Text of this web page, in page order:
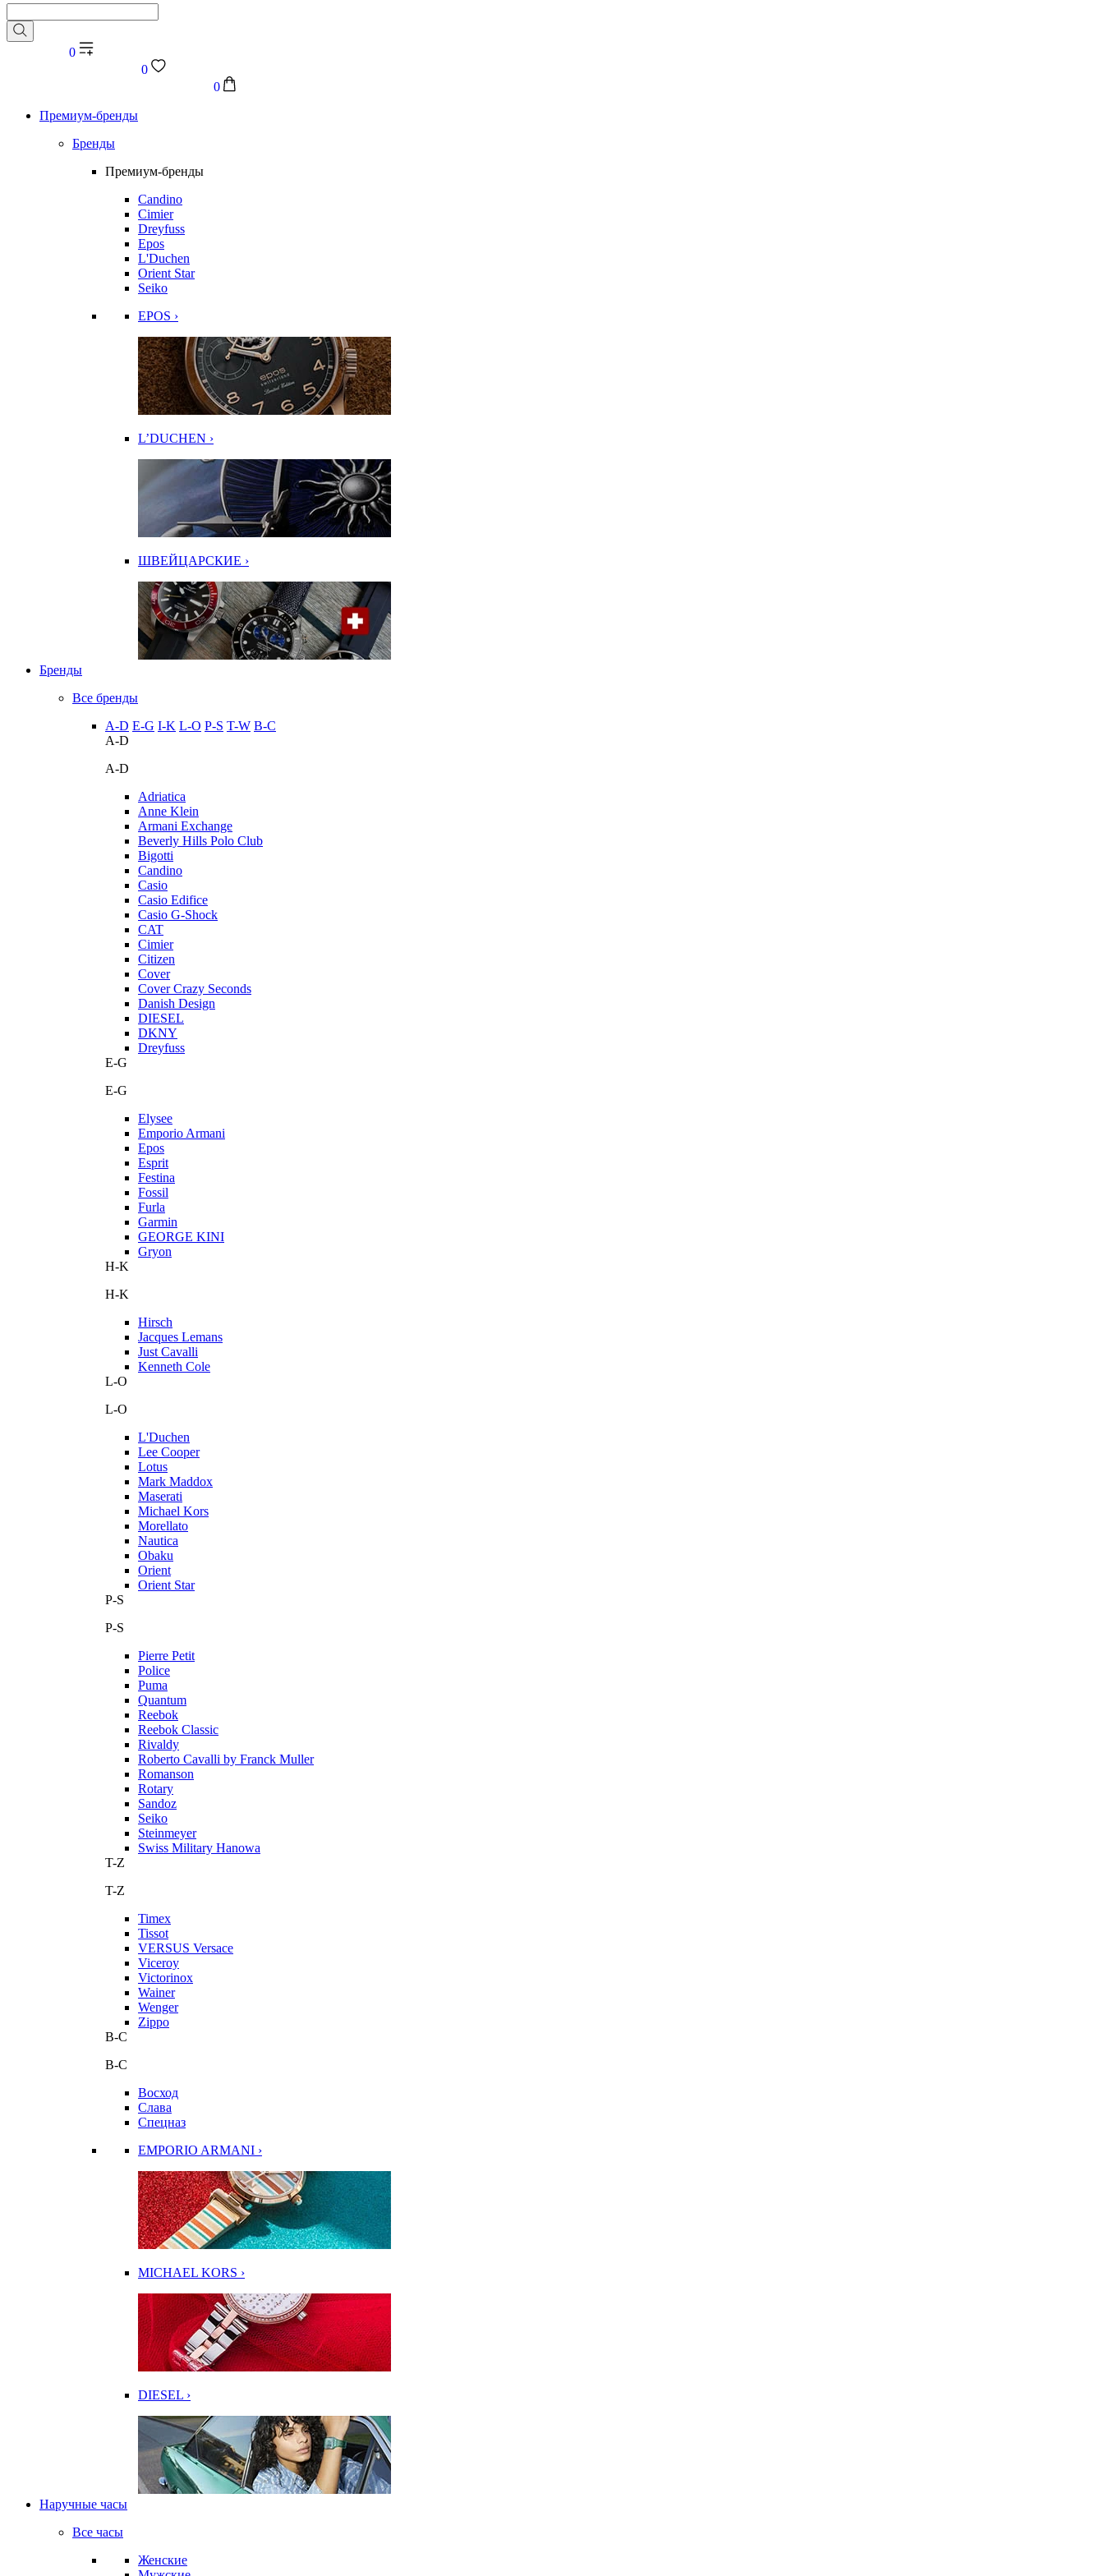
0
0
0
Премиум-бренды
Бренды
Премиум-бренды
Candino
Cimier
Dreyfuss
Epos
L'Duchen
Orient Star
Seiko
EPOS ›
L’DUCHEN ›
ШВЕЙЦАРСКИЕ ›
Бренды
Все бренды
A-D E-G I-K L-O P-S T-W В-С
A-D
A-D
Adriatica
Anne Klein
Armani Exchange
Beverly Hills Polo Club
Bigotti
Candino
Casio
Casio Edifice
Casio G-Shock
CAT
Cimier
Citizen
Cover
Cover Crazy Seconds
Danish Design
DIESEL
DKNY
Dreyfuss
E-G
E-G
Elysee
Emporio Armani
Epos
Esprit
Festina
Fossil
Furla
Garmin
GEORGE KINI
Gryon
H-K
H-K
Hirsch
Jacques Lemans
Just Cavalli
Kenneth Cole
L-O
L-O
L'Duchen
Lee Cooper
Lotus
Mark Maddox
Maserati
Michael Kors
Morellato
Nautica
Obaku
Orient
Orient Star
P-S
P-S
Pierre Petit
Police
Puma
Quantum
Reebok
Reebok Classic
Rivaldy
Roberto Cavalli by Franck Muller
Romanson
Rotary
Sandoz
Seiko
Steinmeyer
Swiss Military Hanowa
T-Z
T-Z
Timex
Tissot
VERSUS Versace
Viceroy
Victorinox
Wainer
Wenger
Zippo
В-С
В-С
Восход
Слава
Спецназ
EMPORIO ARMANI ›
MICHAEL KORS ›
DIESEL ›
Наручные часы
Все часы
Женские